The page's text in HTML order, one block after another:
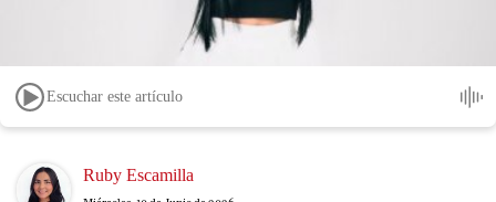
Escuchar este artículo
Image Ruby Escamilla